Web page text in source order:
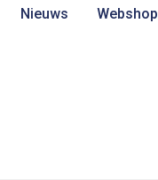
Nieuws Webshop